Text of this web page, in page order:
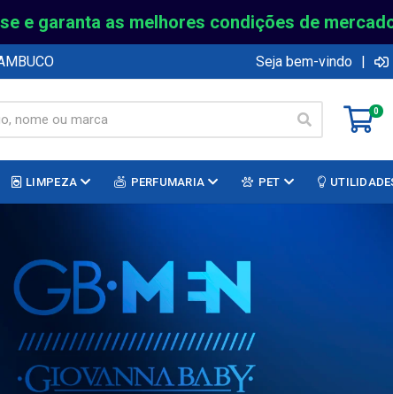
e garanta as melhores condições de
Seja bem-vindo |
0
LIMPEZA PERFUMARIA PET